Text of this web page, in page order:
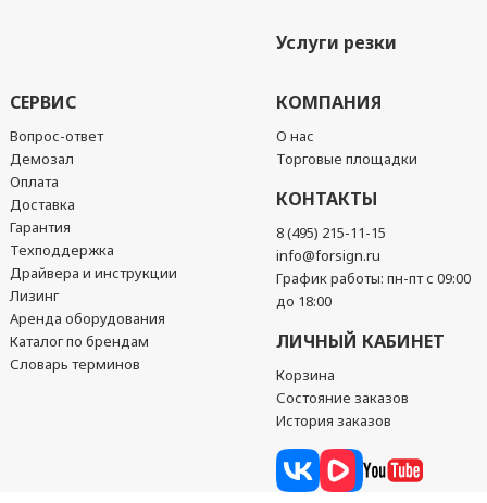
Услуги резки
СЕРВИС
Вопрос-ответ
Демозал
Оплата
Доставка
Гарантия
Техподдержка
Драйвера и инструкции
Лизинг
Аренда оборудования
Каталог по брендам
Словарь терминов
КОМПАНИЯ
О нас
Торговые площадки
КОНТАКТЫ
8 (495) 215-11-15
info@forsign.ru
График работы: пн-пт с 09:00
до 18:00
ЛИЧНЫЙ КАБИНЕТ
Корзина
Состояние заказов
История заказов